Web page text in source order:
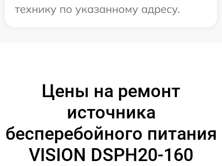
технику по указанному адресу.
Цены на ремонт
источника
бесперебойного питания
VISION DSPH20-160